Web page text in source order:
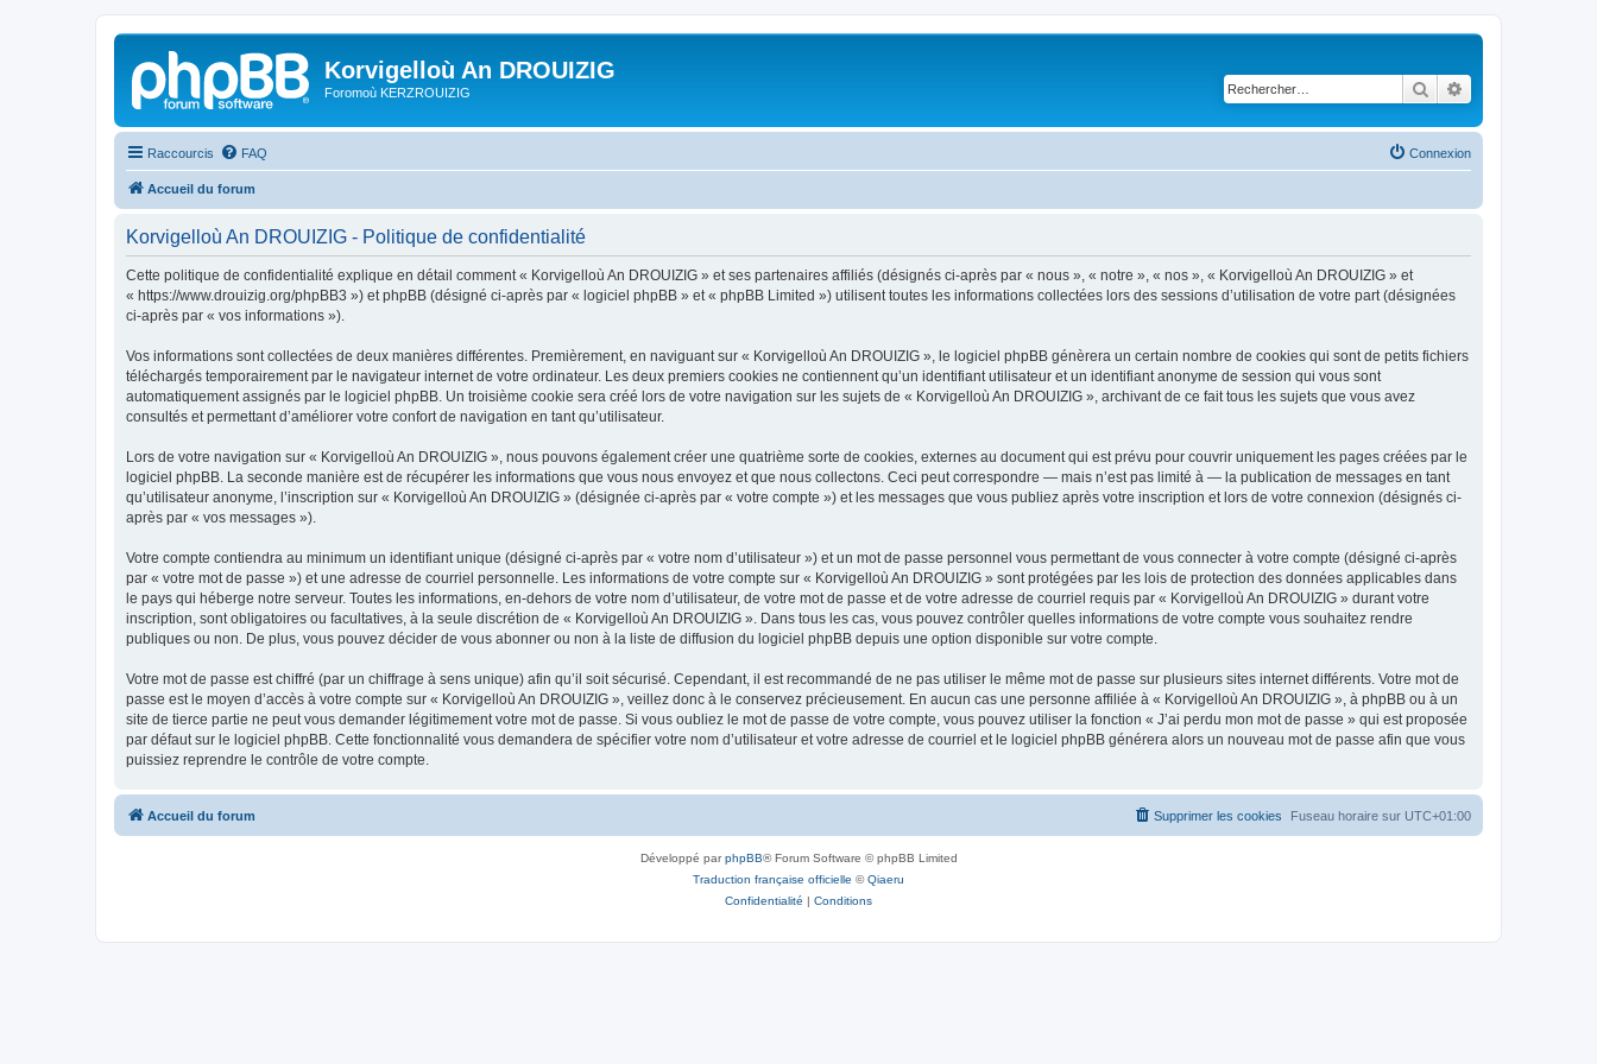
Korvigelloù An DROUIZIG
Foromoù KERZROUIZIG Rechercher
Raccourcis FAQ Connexion
Accueil du forum
Korvigelloù An DROUIZIG - Politique de confidentialité
Cette politique de confidentialité explique en détail comment « Korvigelloù An DROUIZIG » et ses partenaires affiliés (désignés ci-après par « nous », « notre », « nos », « Korvigelloù An DROUIZIG » et
« https://www.drouizig.org/phpBB3 ») et phpBB (désigné ci-après par « logiciel phpBB » et « phpBB Limited ») utilisent toutes les informations collectées lors des sessions d’utilisation de votre part (désignées
ci-après par « vos informations »).
Vos informations sont collectées de deux manières différentes. Premièrement, en naviguant sur « Korvigelloù An DROUIZIG », le logiciel phpBB génèrera un certain nombre de cookies qui sont de petits fichiers
téléchargés temporairement par le navigateur internet de votre ordinateur. Les deux premiers cookies ne contiennent qu’un identifiant utilisateur et un identifiant anonyme de session qui vous sont
automatiquement assignés par le logiciel phpBB. Un troisième cookie sera créé lors de votre navigation sur les sujets de « Korvigelloù An DROUIZIG », archivant de ce fait tous les sujets que vous avez
consultés et permettant d’améliorer votre confort de navigation en tant qu’utilisateur.
Lors de votre navigation sur « Korvigelloù An DROUIZIG », nous pouvons également créer une quatrième sorte de cookies, externes au document qui est prévu pour couvrir uniquement les pages créées par le
logiciel phpBB. La seconde manière est de récupérer les informations que vous nous envoyez et que nous collectons. Ceci peut correspondre — mais n’est pas limité à — la publication de messages en tant
qu’utilisateur anonyme, l’inscription sur « Korvigelloù An DROUIZIG » (désignée ci-après par « votre compte ») et les messages que vous publiez après votre inscription et lors de votre connexion (désignés ci-
après par « vos messages »).
Votre compte contiendra au minimum un identifiant unique (désigné ci-après par « votre nom d’utilisateur ») et un mot de passe personnel vous permettant de vous connecter à votre compte (désigné ci-après
par « votre mot de passe ») et une adresse de courriel personnelle. Les informations de votre compte sur « Korvigelloù An DROUIZIG » sont protégées par les lois de protection des données applicables dans
le pays qui héberge notre serveur. Toutes les informations, en-dehors de votre nom d’utilisateur, de votre mot de passe et de votre adresse de courriel requis par « Korvigelloù An DROUIZIG » durant votre
inscription, sont obligatoires ou facultatives, à la seule discrétion de « Korvigelloù An DROUIZIG ». Dans tous les cas, vous pouvez contrôler quelles informations de votre compte vous souhaitez rendre
publiques ou non. De plus, vous pouvez décider de vous abonner ou non à la liste de diffusion du logiciel phpBB depuis une option disponible sur votre compte.
Votre mot de passe est chiffré (par un chiffrage à sens unique) afin qu’il soit sécurisé. Cependant, il est recommandé de ne pas utiliser le même mot de passe sur plusieurs sites internet différents. Votre mot de
passe est le moyen d’accès à votre compte sur « Korvigelloù An DROUIZIG », veillez donc à le conservez précieusement. En aucun cas une personne affiliée à « Korvigelloù An DROUIZIG », à phpBB ou à un
site de tierce partie ne peut vous demander légitimement votre mot de passe. Si vous oubliez le mot de passe de votre compte, vous pouvez utiliser la fonction « J’ai perdu mon mot de passe » qui est proposée
par défaut sur le logiciel phpBB. Cette fonctionnalité vous demandera de spécifier votre nom d’utilisateur et votre adresse de courriel et le logiciel phpBB générera alors un nouveau mot de passe afin que vous
puissiez reprendre le contrôle de votre compte.
Accueil du forum Fuseau horaire sur UTC+01:00
Supprimer les cookies
Développé parphpBB® Forum Software © phpBB Limited
Traduction française officielle ©Qiaeru
Confidentialité | Conditions